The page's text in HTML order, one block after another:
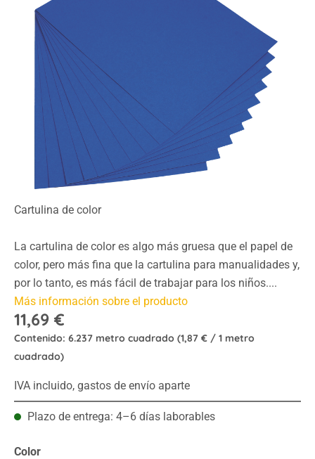
Cartulina de color
La cartulina de color es algo más gruesa que el papel de
color, pero más fina que la cartulina para manualidades y,
por lo tanto, es más fácil de trabajar para los niños....
Más información sobre el producto
11,69 €
Contenido: 6.237 metro cuadrado (1,87 € / 1 metro
cuadrado)
IVA incluido, gastos de envío aparte
Plazo de entrega: 4–6 días laborables
Seleccione
Color